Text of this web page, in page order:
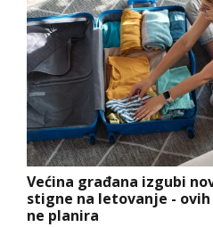
Većina građana izgubi
stigne na letovanje -
ne planira